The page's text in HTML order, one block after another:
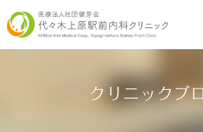
クリニックブ